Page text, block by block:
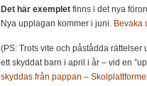
Det här exemplet finns i det nya
Nya upplagan kommer i juni. Bevaka
(PS: Trots vite och påstådda
ett skyddat barn i april i år – vid en
skyddas från pappan –